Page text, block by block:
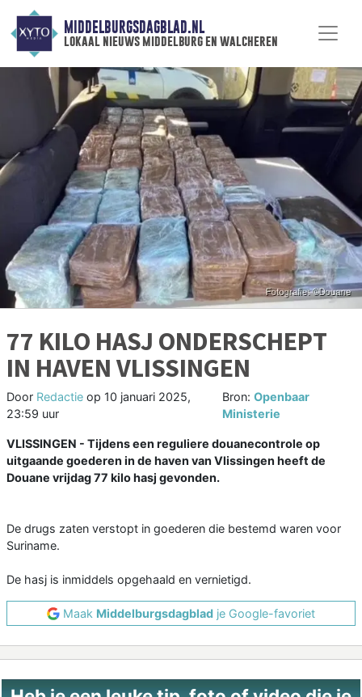
MIDDELBURGSDAGBLAD.NL
lokaal nieuws middelburg en walcheren
77 KILO HASJ ONDERSCHEPT
IN HAVEN VLISSINGEN
Door Redactie op 10 januari 2025,
23:59 uur
Bron:Openbaar
Ministerie
VLISSINGEN - Tijdens een reguliere douanecontrole op
uitgaande goederen in de haven van Vlissingen heeft de
Douane vrijdag 77 kilo hasj gevonden.
De drugs zaten verstopt in goederen die bestemd waren voor
Suriname.
De hasj is inmiddels opgehaald en vernietigd.
Maak Middelburgsdagblad je Google-favoriet